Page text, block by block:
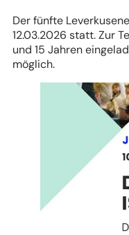
Der fünfte
12.03.2026 statt. Zur
und 15 Jahren
möglich.